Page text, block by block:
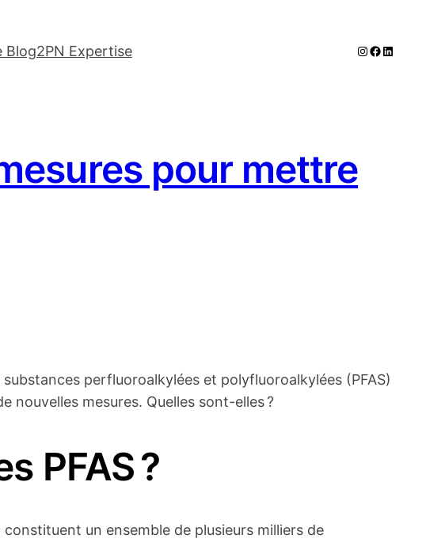
Blog2PN Expertise Instagram
pour mettre
perfluoroalkylées et polyfluoroalkylées (PFAS)
nouvelles mesures. Quelles sont-elles ?
PFAS ?
un ensemble de plusieurs milliers de